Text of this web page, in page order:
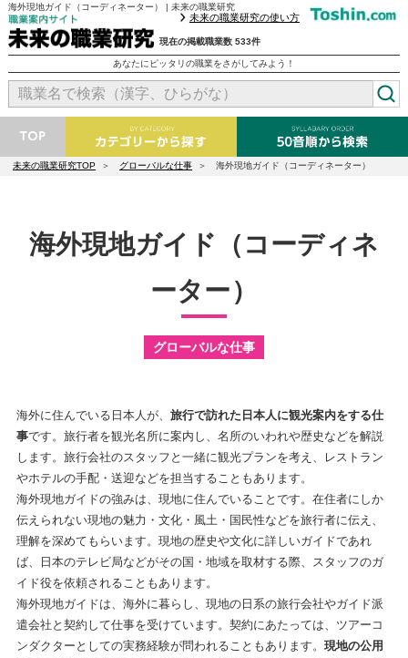
海外現地ガイド（コーディネーター） | 未来の職業研究
現在の掲載職業数 533件
あなたにピッタリの職業をさがしてみよう！
未来の職業研究の使い方
未来の職業研究TOP グローバルな仕事 海外現地ガイド（コーディネーター）
海外現地ガイド（コーディネ
ーター）
グローバルな仕事
海外に住んでいる日本人が、旅行で訪れた日本人に観光案内をする仕
事です。旅行者を観光名所に案内し、名所のいわれや歴史などを解説
します。旅行会社のスタッフと一緒に観光プランを考え、レストラン
やホテルの手配・送迎などを担当することもあります。
海外現地ガイドの強みは、現地に住んでいることです。在住者にしか
伝えられない現地の魅力・文化・風土・国民性などを旅行者に伝え、
理解を深めてもらいます。現地の歴史や文化に詳しいガイドであれ
ば、日本のテレビ局などがその国・地域を取材する際、スタッフのガ
イド役を依頼されることもあります。
海外現地ガイドは、海外に暮らし、現地の日系の旅行会社やガイド派
遣会社と契約して仕事を受けています。契約にあたっては、ツアーコ
ンダクターとしての実務経験が問われることもあります。現地の公用